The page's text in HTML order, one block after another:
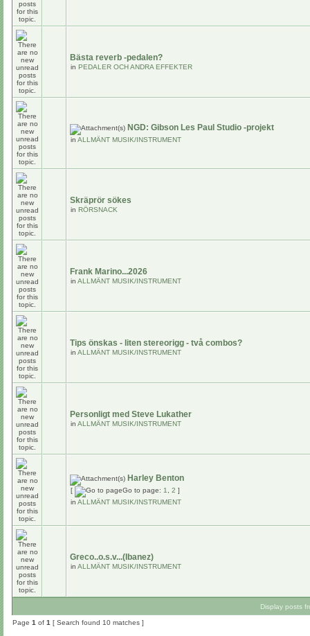
Bästa reverb -pedalen?
in PEDALER OCH ANDRA EFFEKTER
NGD: Gibson Les Paul Studio -projekt
in ALLMÄNT MUSIK/INSTRUMENT
Skräprör sökes
in RÖRSNACK
Frank Marino...2026
in ALLMÄNT MUSIK/INSTRUMENT
Tips önskas - liten stereorigg - två combos?
in ALLMÄNT MUSIK/INSTRUMENT
Personligt med Steve Lukather
in ALLMÄNT MUSIK/INSTRUMENT
Harley Benton
[ Go to page: 1 2 ]
in ALLMÄNT MUSIK/INSTRUMENT
Greco..o.s.v...(Ibanez)
in ALLMÄNT MUSIK/INSTRUMENT
Display posts
Page 1 of 1 [ Search found 10 matches ]